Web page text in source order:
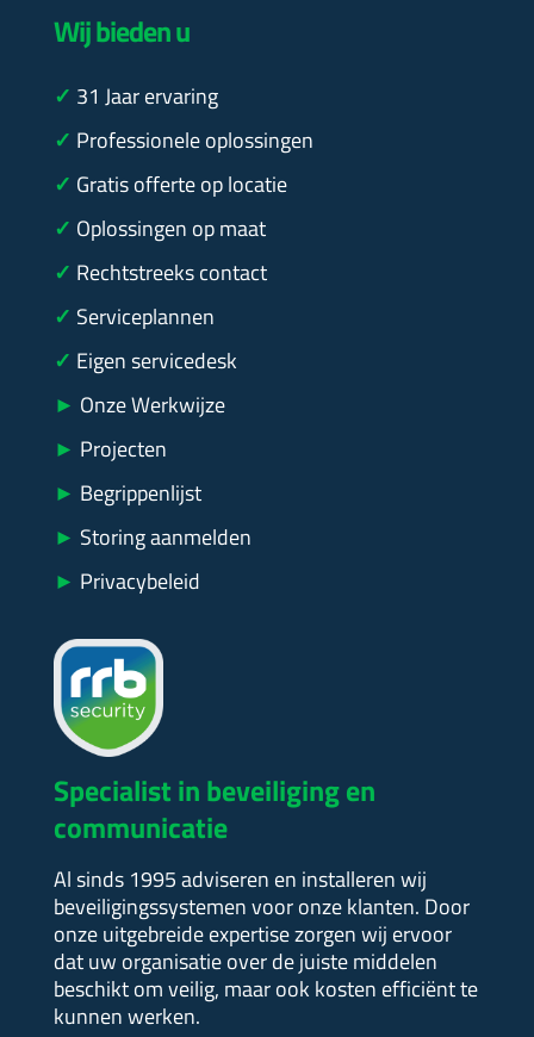
Wij bieden u
✓ 31 Jaar ervaring
✓ Professionele oplossingen
✓ Gratis offerte op locatie
✓ Oplossingen op maat
✓ Rechtstreeks contact
✓ Serviceplannen
✓ Eigen servicedesk
► Onze Werkwijze
► Projecten
► Begrippenlijst
► Storing aanmelden
► Privacybeleid
Specialist in beveiliging en
communicatie
Al sinds 1995 adviseren en installeren wij
beveiligingssystemen voor onze klanten. Door
onze uitgebreide expertise zorgen wij ervoor
dat uw organisatie over de juiste middelen
beschikt om veilig, maar ook kosten efficiënt te
kunnen werken.